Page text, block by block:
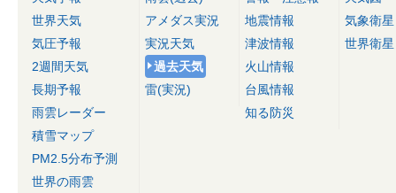
世界天気
気圧予報
2週間天気
長期予報
雨雲レーダー
積雪マップ
PM2.5分布予測
世界の雨雲
アメダス実況
実況天気
過去天気
雷(実況)
地震情報
津波情報
火山情報
台風情報
知る防災
気象衛星
世界衛星